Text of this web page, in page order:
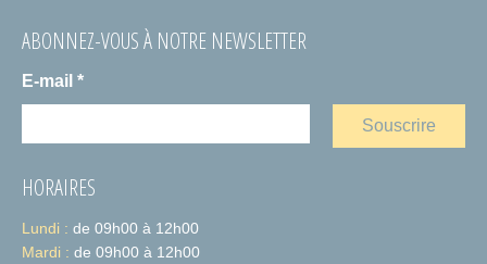
ABONNEZ-VOUS À NOTRE NEWSLETTER
E-mail *
HORAIRES
Lundi : de 09h00 à 12h00
Mardi : de 09h00 à 12h00